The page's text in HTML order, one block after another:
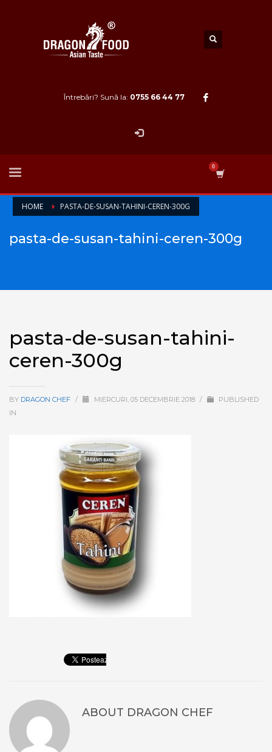
Întrebări? Sună la: 0755 66 44 77
HOME PASTA-DE-SUSAN-TAHINI-CEREN-300G
pasta-de-susan-tahini-ceren-300g
pasta-de-susan-tahini-
ceren-300g
BY DRAGON CHEF / MIERCURI, 05 DECEMBRIE 2018 /
PUBLISHED
IN
ABOUT DRAGON CHEF